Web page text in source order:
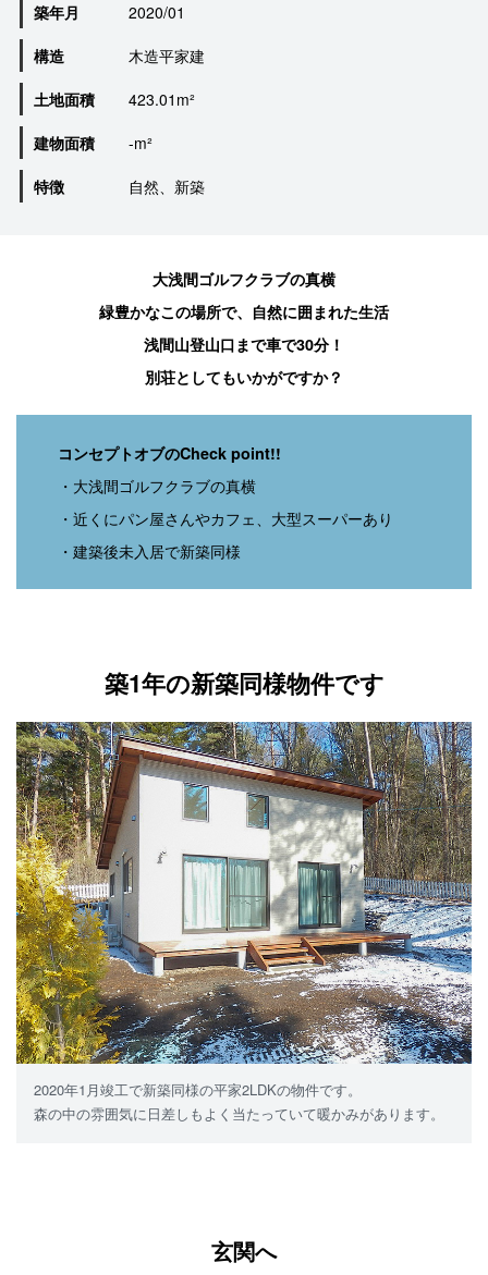
築年月
2020/01
構造
木造平家建
土地面積
423.01m²
建物面積
-m²
特徴
自然、新築
大浅間ゴルフクラブの真横
緑豊かなこの場所で、自然に囲まれた生活
浅間山登山口まで車で30分！
別荘としてもいかがですか？
コンセプトオブのCheck point!!
・大浅間ゴルフクラブの真横
・近くにパン屋さんやカフェ、大型スーパーあり
・建築後未入居で新築同様
築1年の新築同様物件です
2020年1月竣工で新築同様の平家2LDKの物件です。
森の中の雰囲気に日差しもよく当たっていて暖かみがあります。
玄関へ